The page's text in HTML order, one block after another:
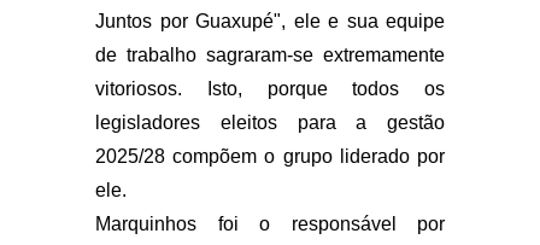
Juntos por Guaxupé", ele e sua equipe
de trabalho sagraram-se extremamente
vitoriosos. Isto, porque todos os
legisladores eleitos para a gestão
2025/28 compõem o grupo liderado por
ele.
Marquinhos foi o responsável por